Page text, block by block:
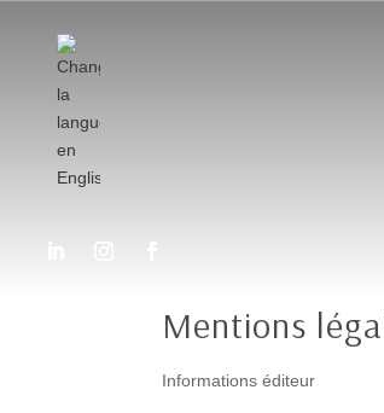
Mentions
Informations éditeur